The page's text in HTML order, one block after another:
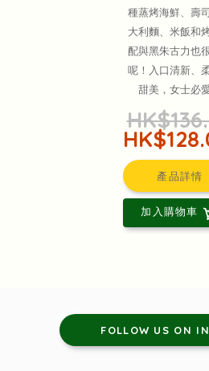
種蒸烤海鮮、壽
大利麵、米飯和
配與黑朱古力也
呢！入口清新、
甜美，女士必
產品詳情
加入購物車
FOLLOW US ON